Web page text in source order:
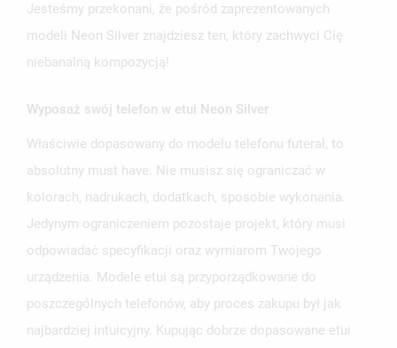
Jesteśmy przekonani, że pośród zaprezentowanych
modeli Neon Silver znajdziesz ten, który zachwyci Cię
niebanalną kompozycją!
Wyposaż swój telefon w etui Neon Silver
Właściwie dopasowany do modelu telefonu futerał, to
absolutny must have. Nie musisz się ograniczać w
kolorach, nadrukach, dodatkach, sposobie wykonania.
Jedynym ograniczeniem pozostaje projekt, który musi
odpowiadać specyfikacji oraz wymiarom Twojego
urządzenia. Modele etui są przyporządkowane do
poszczególnych telefonów, aby proces zakupu był jak
najbardziej intuicyjny. Kupując dobrze dopasowane etui
MOJE LISTY ŻYCZEŃ
add_circle_outlineUTWÓRZ NOWĄ LISTĘ
UTWÓRZ LISTĘ ŻYCZEŃ
NAZWA LISTY ŻYCZEŃ
UTWÓRZ LISTĘ ŻYCZEŃ
ZALOGUJ SIĘ
MUSISZ BYĆ ZALOGOWANY BY ZAPISAĆ PRODUKTY NA
ANULUJ ZALOGUJ SIĘ